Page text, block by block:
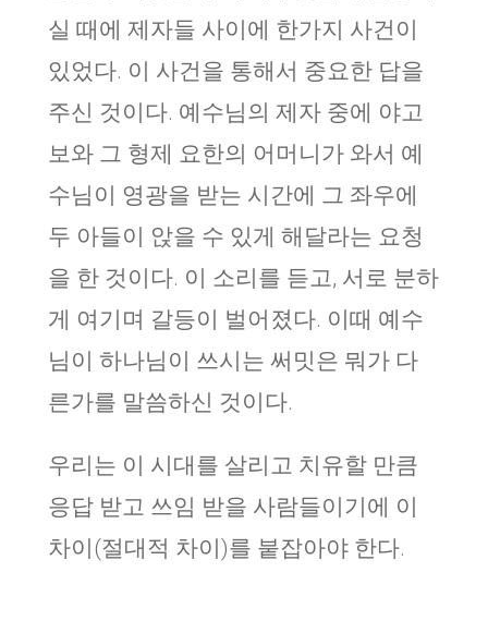
실 때에 제자들 사이에 한가지 사건이
있었다. 이 사건을 통해서 중요한 답을
주신 것이다. 예수님의 제자 중에 야고
보와 그 형제 요한의 어머니가 와서 예
수님이 영광을 받는 시간에 그 좌우에
두 아들이 앉을 수 있게 해달라는 요청
을 한 것이다. 이 소리를 듣고, 서로 분하
게 여기며 갈등이 벌어졌다. 이때 예수
님이 하나님이 쓰시는 써밋은 뭐가 다
른가를 말씀하신 것이다.
우리는 이 시대를 살리고 치유할 만큼
응답 받고 쓰임 받을 사람들이기에 이
차이(절대적 차이)를 붙잡아야 한다.